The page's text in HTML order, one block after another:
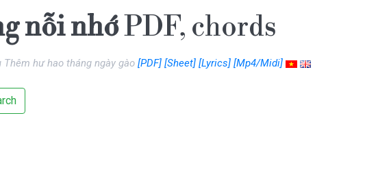
nỗi nhớPDF, chords
hư hao tháng ngày gào [PDF] [Sheet] [Lyrics] [Mp4/Midi]